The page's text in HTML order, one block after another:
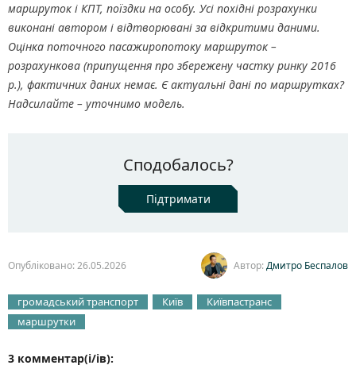
маршруток і КПТ, поїздки на особу. Усі похідні розрахунки
виконані автором і відтворювані за відкритими даними.
Оцінка поточного пасажиропотоку маршруток –
розрахункова (припущення про збережену частку ринку 2016
р.), фактичних даних немає. Є актуальні дані по маршрутках?
Надсилайте – уточнимо модель.
Сподобалось?
Підтримати
Опубліковано: 26.05.2026 Автор:Дмитро Беспалов
громадський транспорт Київ
Київпастранс
маршрутки
3 комментар(і/ів):